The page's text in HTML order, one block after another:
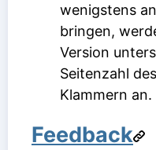
wenigstens
bringen,
Version
Seitenzahl
Klammern an.
Feedback